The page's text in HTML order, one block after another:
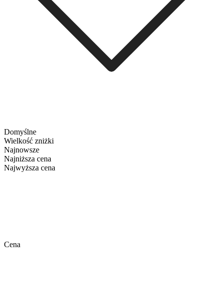
Domyślne
Wielkość zniżki
Najnowsze
Najniższa cena
Najwyższa cena
Cena